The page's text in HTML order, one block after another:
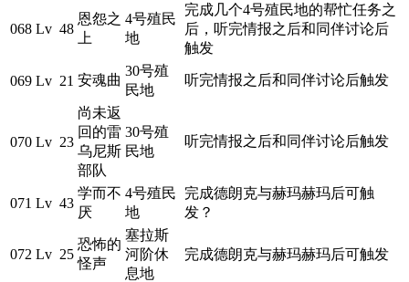
068 Lv 48
恩怨之
上
4号殖民
地
完成几个4号殖民地的帮忙任务之
后，听完情报之后和同伴讨论后
触发
069 Lv 21 安魂曲
30号殖
民地
听完情报之后和同伴讨论后触发
070 Lv 23
尚未返
回的雷
乌尼斯
部队
30号殖
民地
听完情报之后和同伴讨论后触发
071 Lv 43
学而不
厌
4号殖民
地
完成德朗克与赫玛赫玛后可触
发？
072 Lv 25
恐怖的
怪声
塞拉斯
河阶休
息地
完成德朗克与赫玛赫玛后可触发